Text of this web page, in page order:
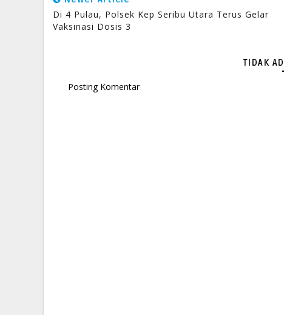
Di 4 Pulau, Polsek Kep Seribu Utara Terus Gelar
Vaksinasi Dosis 3
TIDAK
Posting Komentar